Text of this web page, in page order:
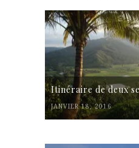
Itinéraire de deux
JANVIER 18, 2016